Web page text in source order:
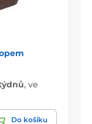
, ve
Do košíku